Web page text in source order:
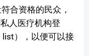
合资格的民众，
人医疗机构登
），以便可以接